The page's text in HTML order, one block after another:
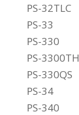
PS-32TLC
PS-33
PS-330
PS-3300TH
PS-330QS
PS-34
PS-340